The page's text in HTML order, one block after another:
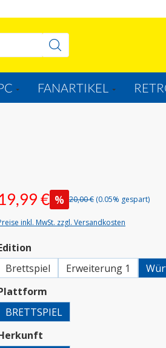
FANARTIKEL
€ % 20,00 € (0.05% gespart)
inkl. MwSt. zzgl. Versandkosten
Brettspiel
Erweiterung 1
BRETTSPIEL